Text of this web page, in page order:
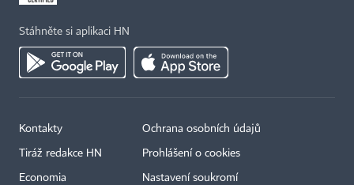
Stáhněte si aplikaci HN
Kontakty
Tiráž redakce HN
Economia
Ochrana osobních údajů
Prohlášení o cookies
Nastavení soukromí